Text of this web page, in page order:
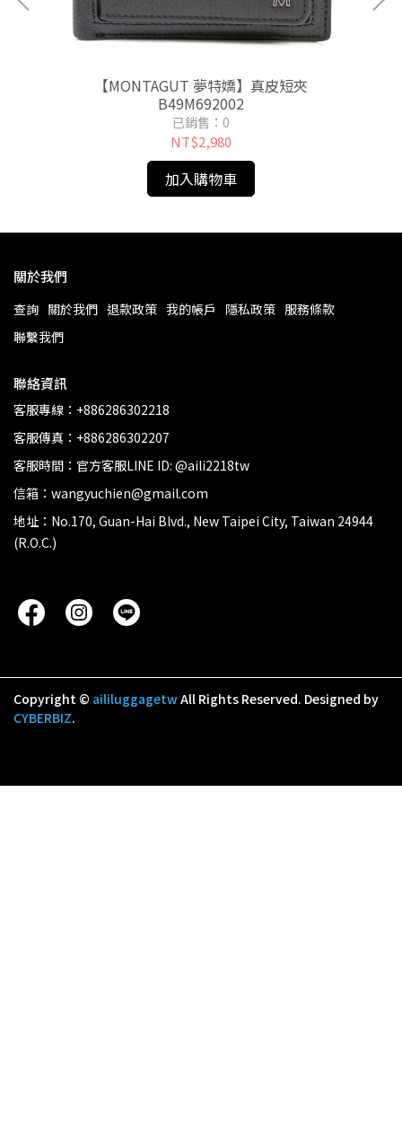
【MONTAGUT 夢特嬌】真皮短夾
B49M692002
已銷售：0
NT$2,980
加入購物車
關於我們
查詢 關於我們 退款政策 我的帳戶 隱私政策 服務條款
聯繫我們
聯絡資訊
客服專線：+886286302218
客服傳真：+886286302207
客服時間：官方客服LINE ID: @aili2218tw
信箱：wangyuchien@gmail.com
地址：No.170, Guan-Hai Blvd., New Taipei City, Taiwan 24944
(R.O.C.)
Copyright © aililuggagetwAll Rights Reserved. Designed by
CYBERBIZ.